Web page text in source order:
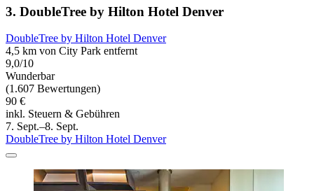
3. DoubleTree by Hilton Hotel Denver
DoubleTree by Hilton Hotel Denver
4,5 km von City Park entfernt
9,0/10
Wunderbar
(1.607 Bewertungen)
90 €
inkl. Steuern & Gebühren
7. Sept.–8. Sept.
DoubleTree by Hilton Hotel Denver